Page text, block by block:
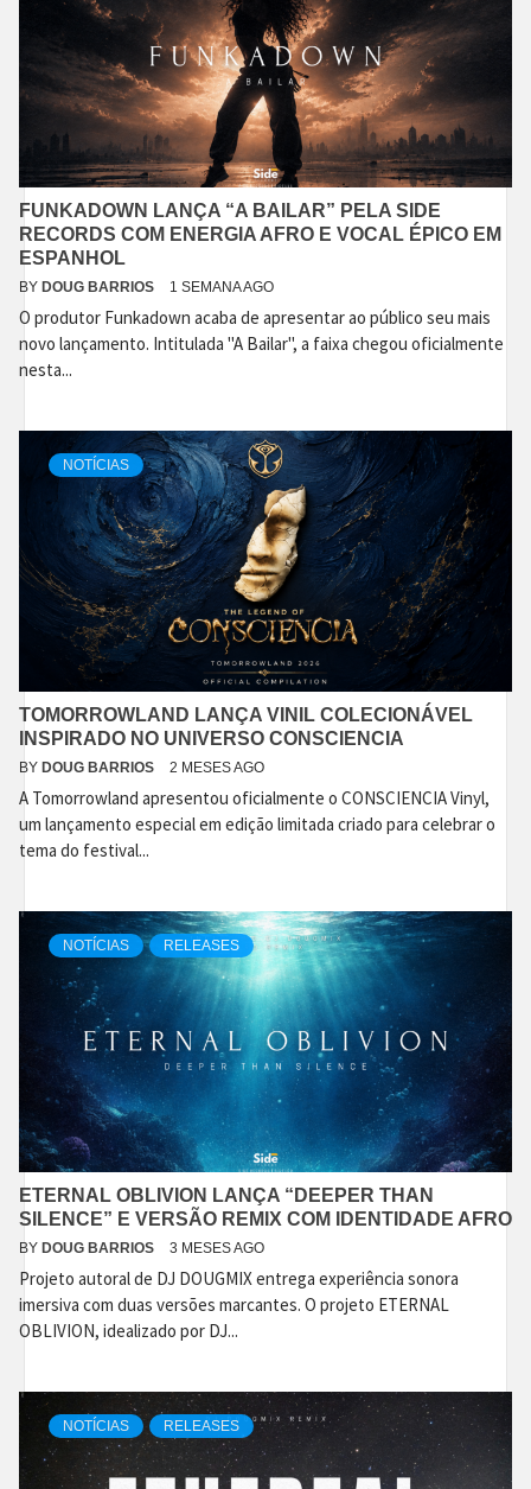
FUNKADOWN LANÇA “A BAILAR” PELA SIDE
RECORDS COM ENERGIA AFRO E VOCAL ÉPICO EM
ESPANHOL
BY DOUG BARRIOS 1 SEMANA AGO
O produtor Funkadown acaba de apresentar ao público seu mais
novo lançamento. Intitulada "A Bailar", a faixa chegou oficialmente
nesta...
NOTÍCIAS
TOMORROWLAND LANÇA VINIL COLECIONÁVEL
INSPIRADO NO UNIVERSO CONSCIENCIA
BY DOUG BARRIOS 2 MESES AGO
A Tomorrowland apresentou oficialmente o CONSCIENCIA Vinyl,
um lançamento especial em edição limitada criado para celebrar o
tema do festival...
NOTÍCIAS RELEASES
ETERNAL OBLIVION LANÇA “DEEPER THAN
SILENCE” E VERSÃO REMIX COM IDENTIDADE AFRO
BY DOUG BARRIOS 3 MESES AGO
Projeto autoral de DJ DOUGMIX entrega experiência sonora
imersiva com duas versões marcantes. O projeto ETERNAL
OBLIVION, idealizado por DJ...
NOTÍCIAS RELEASES